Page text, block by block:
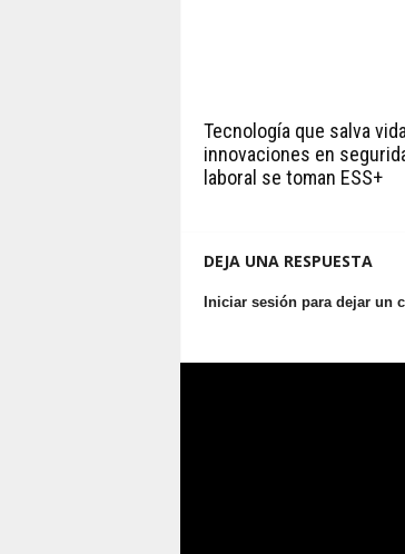
Tecnología que salva
innovaciones en
laboral se toman ESS+
DEJA UNA RESPUESTA
Iniciar sesión para dejar un